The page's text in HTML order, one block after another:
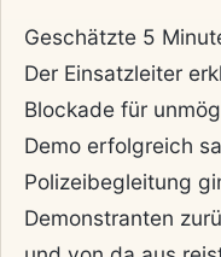
Geschätzte 5
Der Einsatzleiter
Blockade für
Demo erfolgreich
Polizeibegleitung
Demonstranten